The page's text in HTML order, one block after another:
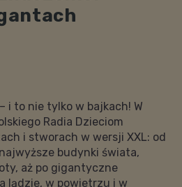
i to nie tylko w bajkach! W
Radia Dzieciom
i stworach w wersji XXL: od
budynki świata,
aż po gigantyczne
lądzie, w powietrzu i w